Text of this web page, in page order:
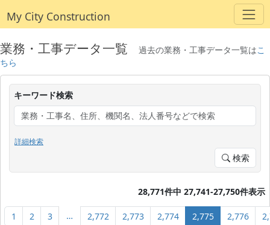
My City Construction
業務・工事データ一覧 過去の業務・工事データ一覧はこ
ちら
キーワード検索
詳細検索
検索
28,771件中 27,741-27,750件表示
1 2 3 … 2,772 2,773 2,774 2,775 2,776